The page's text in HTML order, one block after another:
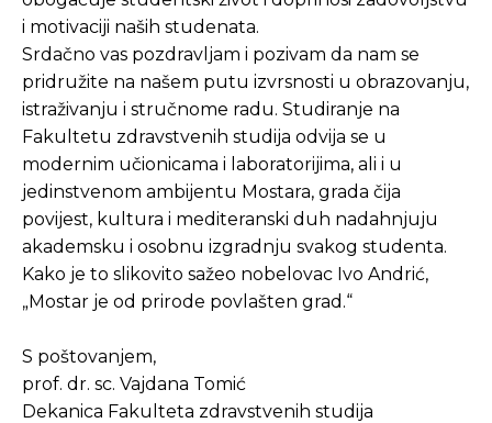
i motivaciji naših studenata.
Srdačno vas pozdravljam i pozivam da nam se
pridružite na našem putu izvrsnosti u obrazovanju,
istraživanju i stručnome radu. Studiranje na
Fakultetu zdravstvenih studija odvija se u
modernim učionicama i laboratorijima, ali i u
jedinstvenom ambijentu Mostara, grada čija
povijest, kultura i mediteranski duh nadahnjuju
akademsku i osobnu izgradnju svakog studenta.
Kako je to slikovito sažeo nobelovac Ivo Andrić,
„Mostar je od prirode povlašten grad.“
S poštovanjem,
prof. dr. sc. Vajdana Tomić
Dekanica Fakulteta zdravstvenih studija